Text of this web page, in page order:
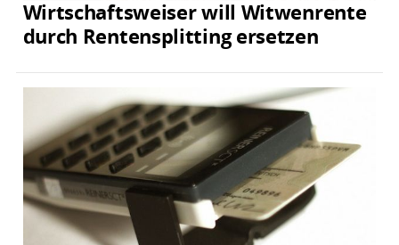
Wirtschaftsweiser will Witwenrente
durch Rentensplitting ersetzen